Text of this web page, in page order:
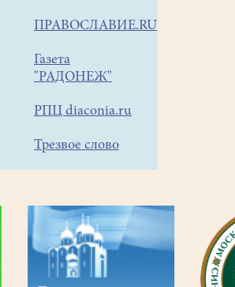
ПРАВОСЛАВИЕ.RU
Газета
"РАДОНЕЖ"
РПЦ diaconia.ru
Трезвое слово